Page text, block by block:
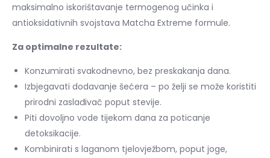
maksimalno iskorištavanje termogenog učinka i
antioksidativnih svojstava Matcha Extreme formule.
Za optimalne rezultate:
Konzumirati svakodnevno, bez preskakanja dana.
Izbjegavati dodavanje šećera – po želji se može koristiti
prirodni zaslađivač poput stevije.
Piti dovoljno vode tijekom dana za poticanje
detoksikacije.
Kombinirati s laganom tjelovježbom, poput joge,